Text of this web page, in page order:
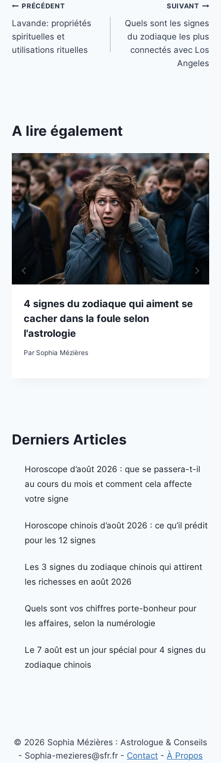
Navigation
de
l’article
PRÉCÉDENT
Lavande: propriétés
spirituelles et
utilisations rituelles
SUIVANT
Quels sont les signes
du zodiaque les plus
connectés avec Los
Angeles
A lire également
4 signes du zodiaque qui aiment se
cacher dans la foule selon
l'astrologie
Par Sophia Mézières
Derniers Articles
Horoscope d’août 2026 : que se passera-t-il
au cours du mois et comment cela affecte
votre signe
Horoscope chinois d’août 2026 : ce qu’il prédit
pour les 12 signes
Les 3 signes du zodiaque chinois qui attirent
les richesses en août 2026
Quels sont vos chiffres porte-bonheur pour
les affaires, selon la numérologie
Le 7 août est un jour spécial pour 4 signes du
zodiaque chinois
© 2026 Sophia Mézières : Astrologue & Conseils
- Sophia-mezieres@sfr.fr - Contact - À Propos